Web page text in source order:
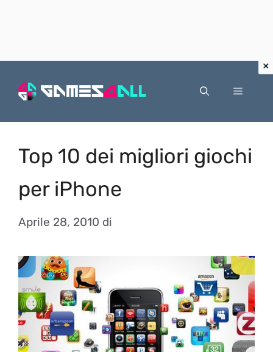
Menu
Top 10 dei migliori giochi
per iPhone
Aprile 28, 2010 di